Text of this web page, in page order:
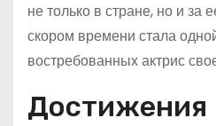
не только в стране, но и за
скором времени стала
востребованных актрис
Достижения